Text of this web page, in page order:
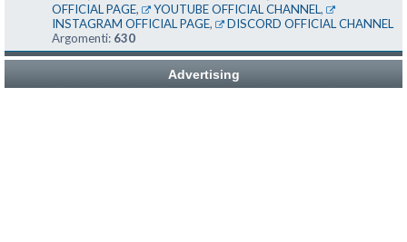
OFFICIAL PAGE, YOUTUBE OFFICIAL CHANNEL,
INSTAGRAM OFFICIAL PAGE,
DISCORD OFFICIAL CHANNEL
Argomenti: 630
Advertising